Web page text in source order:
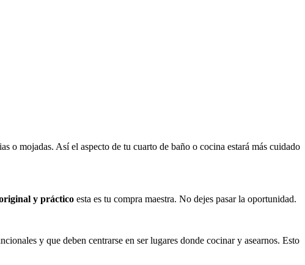
o mojadas. Así el aspecto de tu cuarto de baño o cocina estará más cuidado
y práctico esta es tu compra maestra. No dejes pasar la oportunidad.
y que deben centrarse en ser lugares donde cocinar y asearnos. Esto